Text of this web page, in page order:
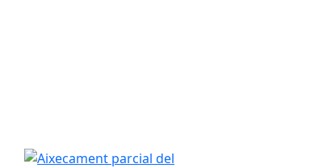
Aixecament parcial del confinament de l'aviram